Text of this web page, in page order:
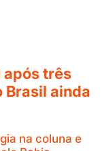
após três
Brasil ainda
na coluna e